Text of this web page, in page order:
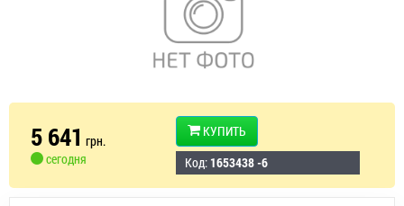
5 641 грн.
сегодня
КУПИТЬ
Код: 1653438 -6